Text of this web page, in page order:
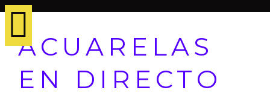
ACUARELAS
EN DIRECTO